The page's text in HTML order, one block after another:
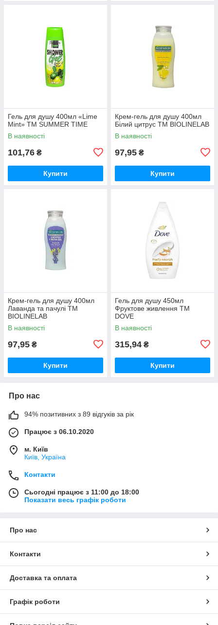
Гель для душу 400мл «Lime
Mint» ТМ SUMMER TIME
В наявності
101,76 ₴
Купити
Крем-гель для душу 400мл
Білий цитрус ТМ BIOLINELAB
В наявності
97,95 ₴
Купити
Крем-гель для душу 400мл
Лаванда та пачулі ТМ
BIOLINELAB
В наявності
97,95 ₴
Купити
Гель для душу 450мл
Фруктове живлення ТМ
DOVE
В наявності
315,94 ₴
Купити
Про нас
94% позитивних з 89 відгуків за рік
Працює з 06.10.2020
м. Київ
Київ, Україна
Контакти
Сьогодні працює з 11:00 до 18:00
Показати весь графік роботи
Про нас
Контакти
Доставка та оплата
Графік роботи